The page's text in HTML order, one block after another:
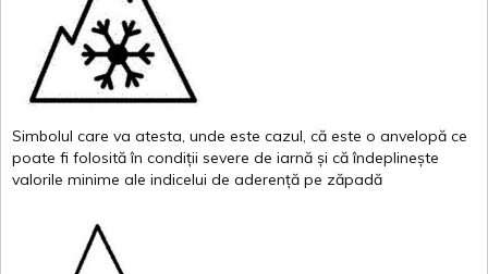
Simbolul care va atesta, unde este cazul, că este o anvelopă ce
poate fi folosită în condiții severe de iarnă și că îndeplinește
valorile minime ale indicelui de aderență pe zăpadă